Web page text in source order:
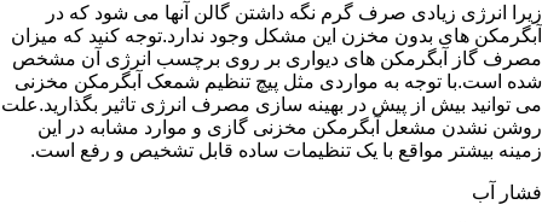
زیرا انرژی زیادی صرف گرم نگه داشتن گالن آنها می شود که در
آبگرمکن های بدون مخزن این مشکل وجود ندارد.توجه کنید که میزان
مصرف گاز آبگرمکن های دیواری بر روی برچسب انرژی آن مشخص
شده است.با توجه به مواردی مثل پیچ تنظیم شمعک آبگرمکن مخزنی
می توانید بیش از پیش در بهینه سازی مصرف انرژی تاثیر بگذارید.علت
روشن نشدن مشعل آبگرمکن مخزنی گازی و موارد مشابه در این
زمینه بیشتر مواقع با یک تنظیمات ساده قابل تشخیص و رفع است.
فشار آب